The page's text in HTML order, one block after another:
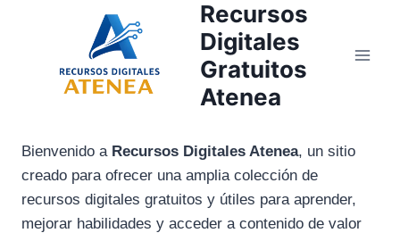
Recursos
Digitales
Gratuitos
Atenea
Bienvenido a Recursos Digitales Atenea, un sitio
creado para ofrecer una amplia colección de
recursos digitales gratuitos y útiles para aprender,
mejorar habilidades y acceder a contenido de valor